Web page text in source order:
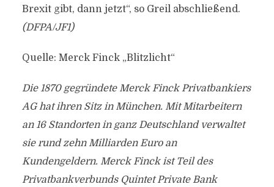
Brexit gibt, dann jetzt“, so Greil abschließend.
(DFPA/JF1)
Quelle: Merck Finck „Blitzlicht“
Die 1870 gegründete Merck Finck Privatbankiers
AG hat ihren Sitz in München. Mit Mitarbeitern
an 16 Standorten in ganz Deutschland verwaltet
sie rund zehn Milliarden Euro an
Kundengeldern. Merck Finck ist Teil des
Privatbankverbunds Quintet Private Bank